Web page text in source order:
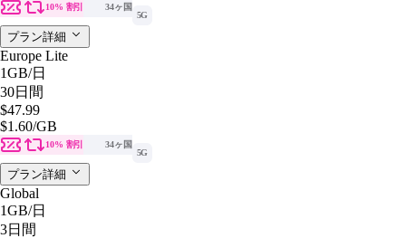
10% 割引
34ヶ国
5G
プラン詳細
Europe Lite
1GB/日
30日間
$47.99
$1.60/GB
10% 割引
34ヶ国
5G
プラン詳細
Global
1GB/日
3日間